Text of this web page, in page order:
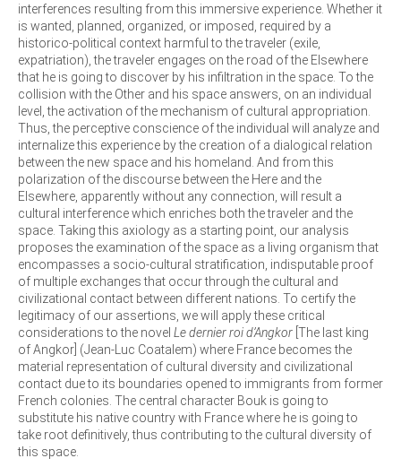
interferences resulting from this immersive experience. Whether it
is wanted, planned, organized, or imposed, required by a
historico-political context harmful to the traveler (exile,
expatriation), the traveler engages on the road of the Elsewhere
that he is going to discover by his infiltration in the space. To the
collision with the Other and his space answers, on an individual
level, the activation of the mechanism of cultural appropriation.
Thus, the perceptive conscience of the individual will analyze and
internalize this experience by the creation of a dialogical relation
between the new space and his homeland. And from this
polarization of the discourse between the Here and the
Elsewhere, apparently without any connection, will result a
cultural interference which enriches both the traveler and the
space. Taking this axiology as a starting point, our analysis
proposes the examination of the space as a living organism that
encompasses a socio-cultural stratification, indisputable proof
of multiple exchanges that occur through the cultural and
civilizational contact between different nations. To certify the
legitimacy of our assertions, we will apply these critical
considerations to the novel Le dernier roi d’Angkor [The last king
of Angkor] (Jean-Luc Coatalem) where France becomes the
material representation of cultural diversity and civilizational
contact due to its boundaries opened to immigrants from former
French colonies. The central character Bouk is going to
substitute his native country with France where he is going to
take root definitively, thus contributing to the cultural diversity of
this space.